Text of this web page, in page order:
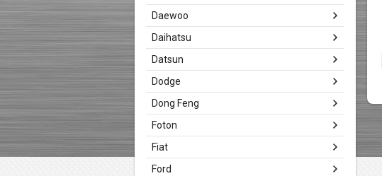
Daewoo
Daihatsu
Datsun
Dodge
Dong Feng
Foton
Fiat
Ford